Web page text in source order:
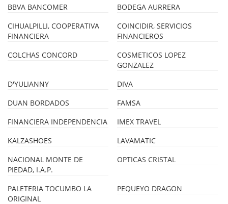
BBVA BANCOMER
BODEGA AURRERA
CIHUALPILLI, COOPERATIVA
FINANCIERA
COINCIDIR, SERVICIOS
FINANCIEROS
COLCHAS CONCORD
COSMETICOS LOPEZ
GONZALEZ
D'YULIANNY
DIVA
DUAN BORDADOS
FAMSA
FINANCIERA INDEPENDENCIA
IMEX TRAVEL
KALZASHOES
LAVAMATIC
NACIONAL MONTE DE
PIEDAD, I.A.P.
OPTICAS CRISTAL
PALETERIA TOCUMBO LA
ORIGINAL
PEQUE¥O DRAGON